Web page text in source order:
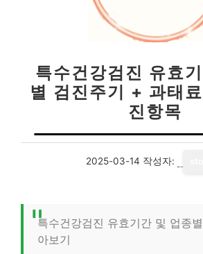
특수건강검진 유효
별 검진주기 + 과태
진항목
2025-03-14 작성자:
특수건강검진 유효기간 및 업종
아보기